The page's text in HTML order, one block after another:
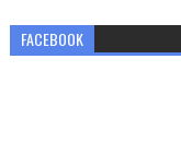
FACEBOOK